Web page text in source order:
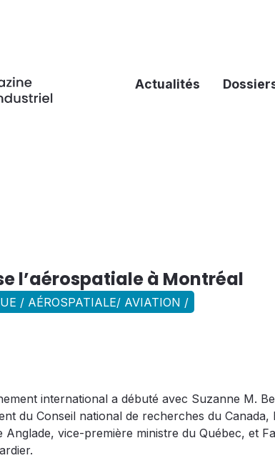
Actualités
l’aérospatiale à Montréal
/ AÉROSPATIALE/ AVIATION /
international a débuté avec Suzanne M.
du Conseil national de recherches du Canada,
Anglade, vice-première ministre du Québec, et